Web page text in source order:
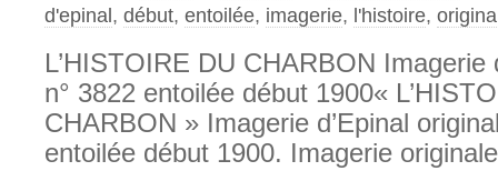
d'epinal , début, entoilée, imagerie, l'histoire,
L’HISTOIRE DU CHARBON Imagerie
n° 3822 entoilée début 1900«
CHARBON » Imagerie d’Epinal
entoilée début 1900. Imagerie